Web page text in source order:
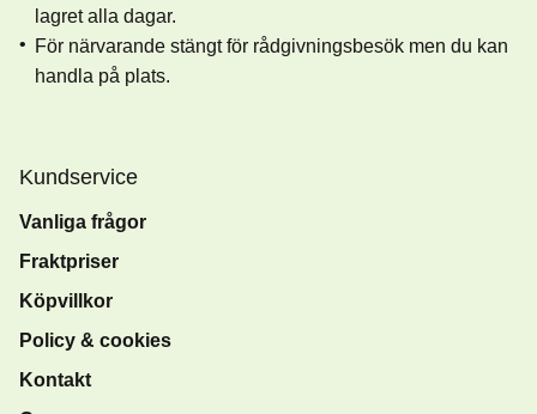
lagret alla dagar.
För närvarande stängt för rådgivningsbesök men du kan
handla på plats.
Kundservice
Vanliga frågor
Fraktpriser
Köpvillkor
Policy & cookies
Kontakt